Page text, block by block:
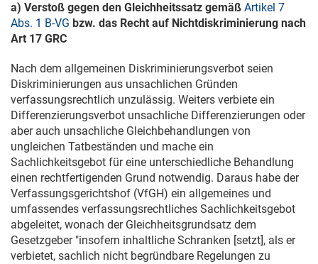
a) Verstoß gegen den Gleichheitssatz gemäß Artikel 7
Abs. 1 B-VG bzw. das Recht auf Nichtdiskriminierung nach
Art 17 GRC
Nach dem allgemeinen Diskriminierungsverbot seien
Diskriminierungen aus unsachlichen Gründen
verfassungsrechtlich unzulässig. Weiters verbiete ein
Differenzierungsverbot unsachliche Differenzierungen oder
aber auch unsachliche Gleichbehandlungen von
ungleichen Tatbeständen und mache ein
Sachlichkeitsgebot für eine unterschiedliche Behandlung
einen rechtfertigenden Grund notwendig. Daraus habe der
Verfassungsgerichtshof (VfGH) ein allgemeines und
umfassendes verfassungsrechtliches Sachlichkeitsgebot
abgeleitet, wonach der Gleichheitsgrundsatz dem
Gesetzgeber "insofern inhaltliche Schranken [setzt], als er
verbietet, sachlich nicht begründbare Regelungen zu